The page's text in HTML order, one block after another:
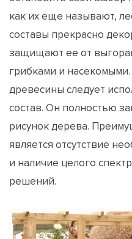
как их еще называют,
составы прекрасно
защищают ее от
грибками и
древесины следует
состав. Он полностью
рисунок дерева.
является отсутствие
и наличие целого
решений.